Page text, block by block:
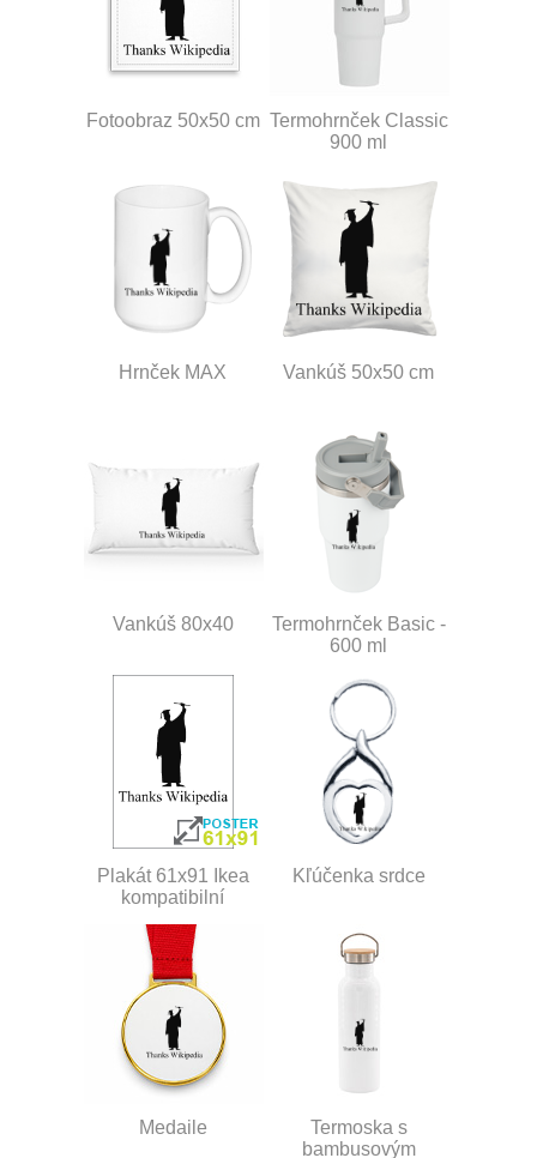
Fotoobraz 50x50 cm Termohrnček Classic
900 ml
Hrnček MAX Vankúš 50x50 cm
Vankúš 80x40
Termohrnček Basic -
600 ml
Plakát 61x91 Ikea
kompatibilní
Kľúčenka srdce
Medaile
Termoska s
bambusovým